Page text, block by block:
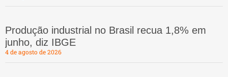
Produção industrial no Brasil recua 1,8% em
junho, diz IBGE
4 de agosto de 2026